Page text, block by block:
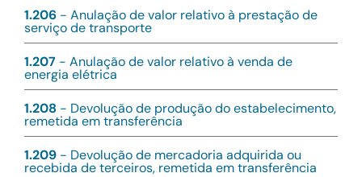
1.206 - Anulação de valor relativo à prestação de
serviço de transporte
1.207 - Anulação de valor relativo à venda de
energia elétrica
1.208 - Devolução de produção do estabelecimento,
remetida em transferência
1.209 - Devolução de mercadoria adquirida ou
recebida de terceiros, remetida em transferência